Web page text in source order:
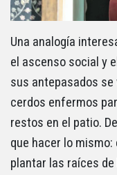
Una analogía
el ascenso social y
sus antepasados
cerdos enfermos
restos en el patio.
que hacer lo
plantar las raíces